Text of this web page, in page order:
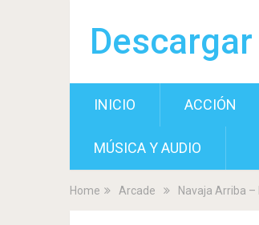
INICIO ACCIÓN
MÚSICA Y AUDIO
Home Arcade Navaja Arriba –